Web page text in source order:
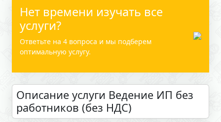
Нет времени изучать все
услуги?
Ответьте на 4 вопроса и мы подберем
оптимальную услугу.
Описание услуги Ведение ИП без
работников (без НДС)